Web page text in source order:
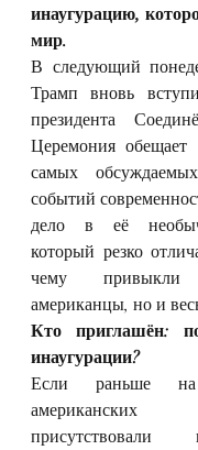
инаугурацию,
мир.
В следующий
Трамп вновь
президента
Церемония обещает
самых
событий
дело в её
который резко
чему
американцы, но и
Кто приглашён:
инаугурации?
Если раньше на
американских